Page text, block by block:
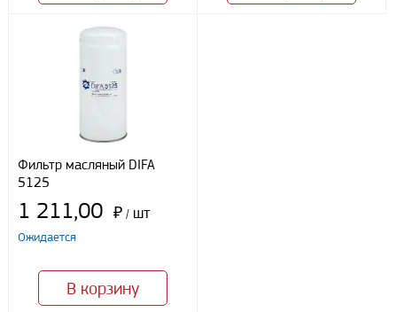
целей, определенныхПолитикой конфиденциальности
Фильтр масляный DIFA
5125
1 211,00 ₽ / шт
Ожидается
В корзину